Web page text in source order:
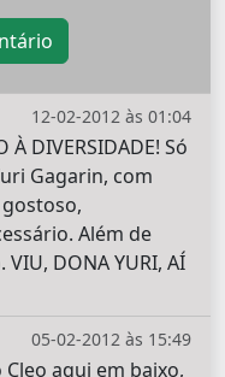
12-02-2012 às 01:04
À DIVERSIDADE! Só
Gagarin, com
Além de
DONA YURI, AÍ
05-02-2012 às 15:49
aqui em baixo,